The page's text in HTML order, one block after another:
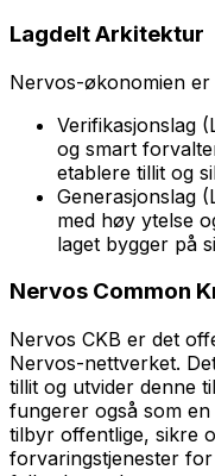
Lagdelt Arkitektur
Nervos-økonomien
Verifikasjonslag
og smart
etablere tillit og
Generasjonslag
med høy ytelse
laget bygger på
Nervos Common
Nervos CKB er det
Nervos-nettverket.
tillit og utvider denne
fungerer også som
tilbyr offentlige, sikre
forvaringstjenester